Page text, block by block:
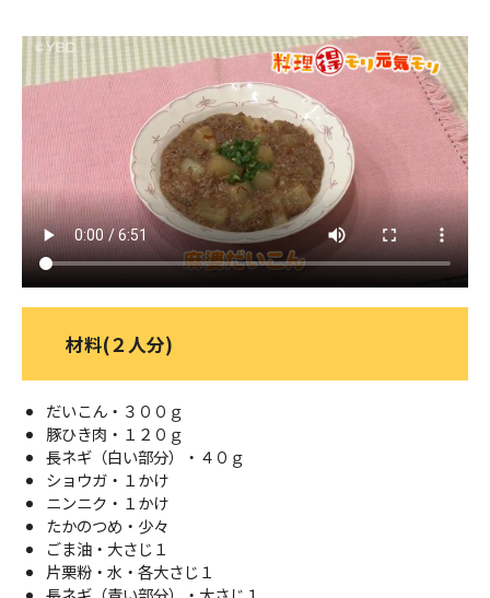
試写会・プレゼント
Present
ＹＢＣオンデマンド
やまがた情熱市場
材料(２人分)
だいこん・３００ｇ
豚ひき肉・１２０ｇ
長ネギ（白い部分）・４０ｇ
ショウガ・１かけ
ニンニク・１かけ
たかのつめ・少々
ごま油・大さじ１
片栗粉・水・各大さじ１